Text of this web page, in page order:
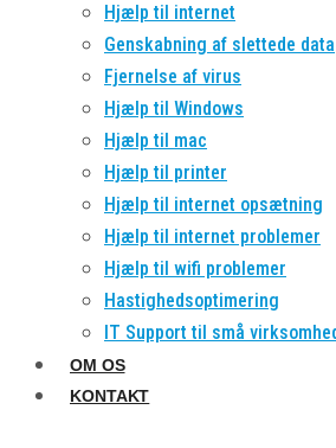
Hjælp til internet
Genskabning af slettede data
Fjernelse af virus
Hjælp til Windows
Hjælp til mac
Hjælp til printer
Hjælp til internet opsætning
Hjælp til internet problemer
Hjælp til wifi problemer
Hastighedsoptimering
IT Support til små
OM OS
KONTAKT